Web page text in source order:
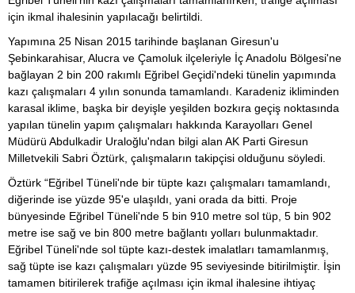
için ikmal ihalesinin yapılacağı belirtildi.
Yapımına 25 Nisan 2015 tarihinde başlanan Giresun'u
Şebinkarahisar, Alucra ve Çamoluk ilçeleriyle İç Anadolu Bölgesi'ne
bağlayan 2 bin 200 rakımlı Eğribel Geçidi'ndeki tünelin yapımında
kazı çalışmaları 4 yılın sonunda tamamlandı. Karadeniz ikliminden
karasal iklime, başka bir deyişle yeşilden bozkıra geçiş noktasında
yapılan tünelin yapım çalışmaları hakkında Karayolları Genel
Müdürü Abdulkadir Uraloğlu'ndan bilgi alan AK Parti Giresun
Milletvekili Sabri Öztürk, çalışmaların takipçisi olduğunu söyledi.
Öztürk “Eğribel Tüneli'nde bir tüpte kazı çalışmaları tamamlandı,
diğerinde ise yüzde 95'e ulaşıldı, yani orada da bitti. Proje
bünyesinde Eğribel Tüneli'nde 5 bin 910 metre sol tüp, 5 bin 902
metre ise sağ ve bin 800 metre bağlantı yolları bulunmaktadır.
Eğribel Tüneli'nde sol tüpte kazı-destek imalatları tamamlanmış,
sağ tüpte ise kazı çalışmaları yüzde 95 seviyesinde bitirilmiştir. İşin
tamamen bitirilerek trafiğe açılması için ikmal ihalesine ihtiyaç